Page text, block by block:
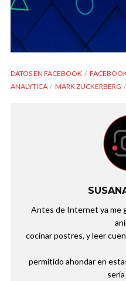
DATOS EN FACEBOOK
ANALYTICA
MARK ZUCKERBERG
Antes de Internet ya me
cocinar postres, y leer
permitido ahondar en